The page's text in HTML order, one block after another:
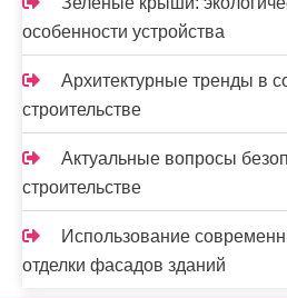
особенности устройства
Архитектурные тренды в
строительстве
Актуальные вопросы
строительстве
Использование
отделки фасадов зданий